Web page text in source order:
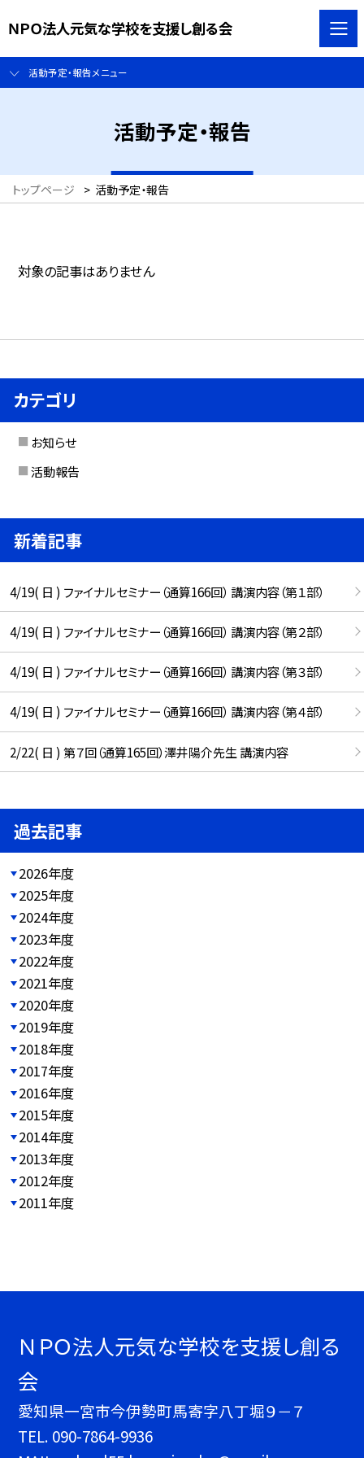
ＮＰＯ法人元気な学校を支援し創る会
活動予定・報告メニュー
活動予定・報告
トップページ > 活動予定・報告
対象の記事はありません
カテゴリ
お知らせ
活動報告
新着記事
4/19( 日 ) ファイナルセミナー（通算166回） 講演内容（第１部）
4/19( 日 ) ファイナルセミナー（通算166回） 講演内容（第２部）
4/19( 日 ) ファイナルセミナー（通算166回） 講演内容（第３部）
4/19( 日 ) ファイナルセミナー（通算166回） 講演内容（第４部）
2/22( 日 ) 第７回（通算165回）澤井陽介先生 講演内容
過去記事
2026年度
2025年度
2024年度
2023年度
2022年度
2021年度
2020年度
2019年度
2018年度
2017年度
2016年度
2015年度
2014年度
2013年度
2012年度
2011年度
ＮＰＯ法人元気な学校を支援し創る
会
愛知県一宮市今伊勢町馬寄字八丁堀９－７
TEL. 090-7864-9936